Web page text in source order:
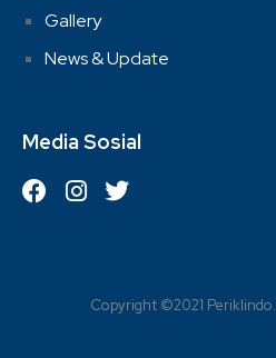
Gallery
News & Update
Media Sosial
Copyright ©2021